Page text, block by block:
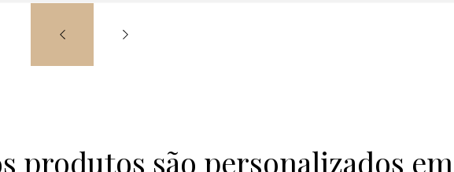
produtos são personalizados em